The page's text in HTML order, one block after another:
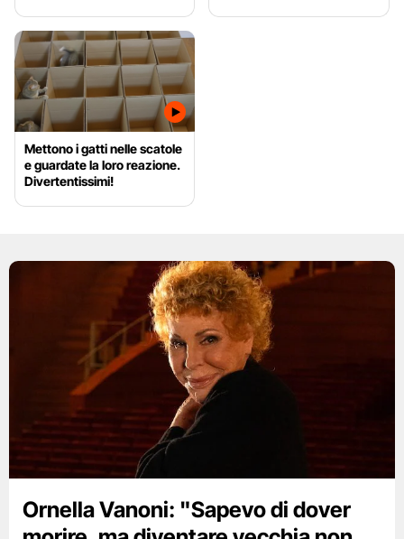
Mettono i gatti nelle scatole
e guardate la loro reazione.
Divertentissimi!
Ornella Vanoni: "Sapevo di dover